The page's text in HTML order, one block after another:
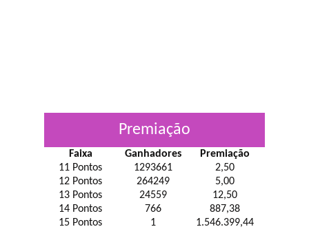
Premiação
Faixa Ganhadores
Premiação
11 Pontos
1293661
2,50
12 Pontos
264249
5,00
13 Pontos
24559
12,50
14 Pontos
766
887,38
15 Pontos
1 1.546.399,44